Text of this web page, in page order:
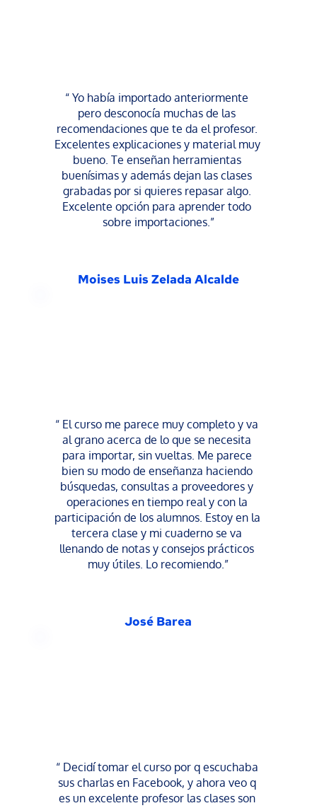
“ Yo había importado anteriormente
pero desconocía muchas de las
recomendaciones que te da el profesor.
Excelentes explicaciones y material muy
bueno. Te enseñan herramientas
buenísimas y además dejan las clases
grabadas por si quieres repasar algo.
Excelente opción para aprender todo
sobre importaciones.”
Moises Luis Zelada Alcalde
“ El curso me parece muy completo y va
al grano acerca de lo que se necesita
para importar, sin vueltas. Me parece
bien su modo de enseñanza haciendo
búsquedas, consultas a proveedores y
operaciones en tiempo real y con la
participación de los alumnos. Estoy en la
tercera clase y mi cuaderno se va
llenando de notas y consejos prácticos
muy útiles. Lo recomiendo.”
José Barea
“ Decidí tomar el curso por q escuchaba
sus charlas en Facebook, y ahora veo q
es un excelente profesor las clases son